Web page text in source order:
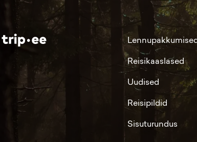
Reisikaaslased
Uudised
Reisipildid
Sisuturundus